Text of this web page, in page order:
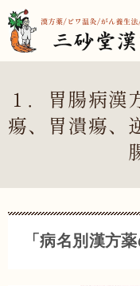
１．胃腸病漢
瘍、胃潰瘍、
「病名別漢方